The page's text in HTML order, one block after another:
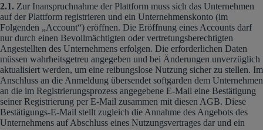
2.1. Zur Inanspruchnahme der Plattform muss sich das Unternehmen
auf der Plattform registrieren und ein Unternehmenskonto (im
Folgenden „Account“) eröffnen. Die Eröffnung eines Accounts darf
nur durch einen Bevollmächtigten oder vertretungsberechtigten
Angestellten des Unternehmens erfolgen. Die erforderlichen Daten
müssen wahrheitsgetreu angegeben und bei Änderungen unverzüglich
aktualisiert werden, um eine reibungslose Nutzung sicher zu stellen. Im
Anschluss an die Anmeldung übersendet softgarden dem Unternehmen
an die im Registrierungsprozess angegebene E-Mail eine Bestätigung
seiner Registrierung per E-Mail zusammen mit diesen AGB. Diese
Bestätigungs-E-Mail stellt zugleich die Annahme des Angebots des
Unternehmens auf Abschluss eines Nutzungsvertrages dar und ein